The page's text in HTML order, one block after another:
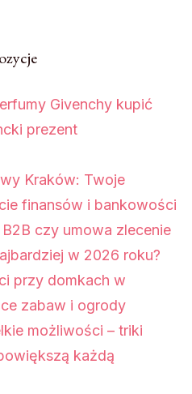
Givenchy kupić
prezent
Kraków: Twoje
finansów i bankowości
czy umowa zlecenie
w 2026 roku?
przy domkach w
zabaw i ogrody
możliwości – triki
każdą